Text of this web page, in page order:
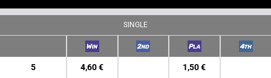
SINGLE
5 4,60 € 1,50 €